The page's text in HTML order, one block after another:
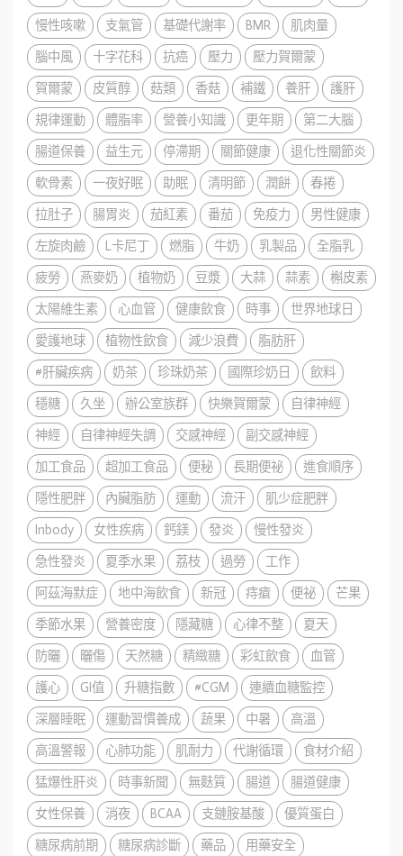
慢性咳嗽
支氣管 基礎代謝率 BMR
肌肉量
腦中風
十字花科 抗癌 壓力
壓力賀爾蒙
賀爾蒙
皮質醇 菇類 香菇 補鐵 養肝
護肝
規律運動
體脂率 營養小知識 更年期
第二大腦
腸道保養
益生元 停滯期 關節健康
退化性關節炎
軟骨素
一夜好眠 助眠 清明節 潤餅
春捲
拉肚子
腸胃炎 茄紅素 番茄 免疫力
男性健康
左旋肉鹼
L卡尼丁 燃脂 牛奶 乳製品
全脂乳
疲勞
燕麥奶 植物奶 豆漿 大蒜 蒜素
槲皮素
太陽維生素
心血管 健康飲食 時事
世界地球日
愛護地球
植物性飲食 減少浪費
脂肪肝
#肝臟疾病
奶茶 珍珠奶茶 國際珍奶日
飲料
穩糖
久坐 辦公室族群 快樂賀爾蒙
自律神經
神經
自律神經失調 交感神經
副交感神經
加工食品
超加工食品 便秘 長期便祕
進食順序
隱性肥胖
內臟脂肪 運動 流汗
肌少症肥胖
Inbody
女性疾病 鈣鎂 發炎
慢性發炎
急性發炎
夏季水果 荔枝 過勞
工作
阿茲海默症
地中海飲食 新冠 痔瘡 便祕
芒果
季節水果
營養密度 隱藏糖 心律不整
夏天
防曬
曬傷 天然糖 精緻糖 彩虹飲食
血管
護心
GI值 升糖指數 #CGM
連續血糖監控
深層睡眠
運動習慣養成 蔬果 中暑
高溫
高溫警報
心肺功能 肌耐力 代謝循環
食材介紹
猛爆性肝炎
時事新聞 無麩質 腸道
腸道健康
女性保養
消夜 BCAA 支鏈胺基酸
優質蛋白
糖尿病前期
糖尿病診斷 藥品 用藥安全